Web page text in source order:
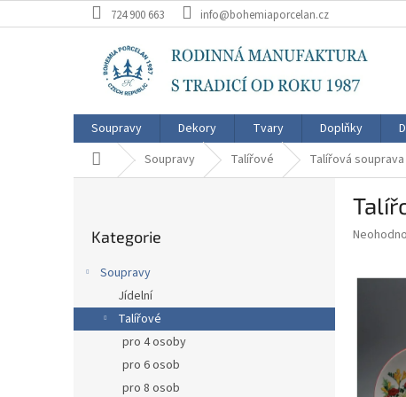
na
724 900 663 info@bohemiaporcelan.cz
Soupravy Dekory Tvary Doplňky
Domů Soupravy Talířové Talířová
n
kategorie
Kategorie
Soupravy
Jídelní
Talířové
pro 4 osoby
pro 6 osob
pro 8 osob
Průměrné